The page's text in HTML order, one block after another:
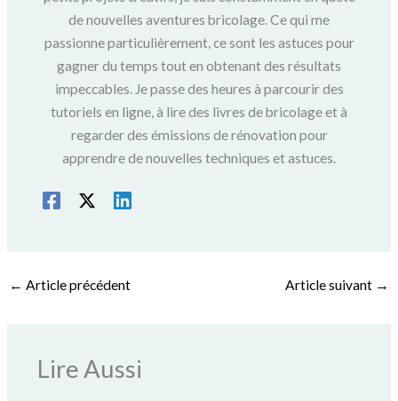
de nouvelles aventures bricolage. Ce qui me
passionne particulièrement, ce sont les astuces pour
gagner du temps tout en obtenant des résultats
impeccables. Je passe des heures à parcourir des
tutoriels en ligne, à lire des livres de bricolage et à
regarder des émissions de rénovation pour
apprendre de nouvelles techniques et astuces.
← Article précédent Article suivant →
Lire Aussi